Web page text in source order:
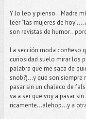
Y lo leo y pienso…Madre
leer “las mujeres de
son revistas de
La sección moda confieso
curiosidad suelo mirar los
palabra que me saca de
snob?)...y que son siempre
pasar sin un chaleco de
va a ser que voy a pasar
ricamente...alehop…y a